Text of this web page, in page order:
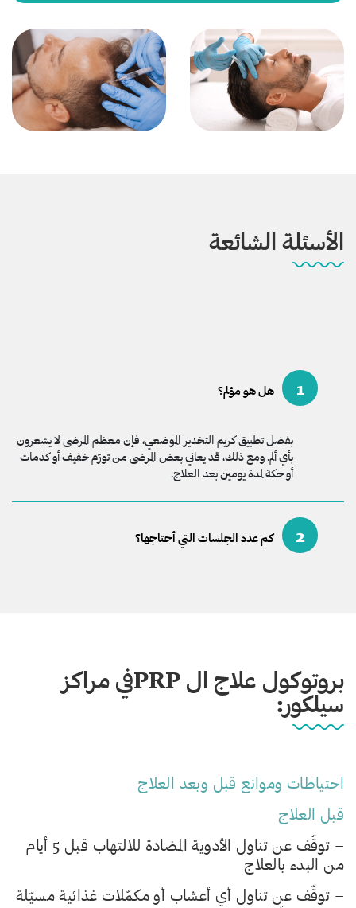
الأسئلة الشائعة
1 هل هو مؤلم؟
بفضل تطبيق كريم التخدير الموضعي، فإن معظم المرضى لا يشعرون
بأي ألم. ومع ذلك، قد يعاني بعض المرضى من تورّم خفيف أو كدمات
أو حكة لمدة يومين بعد العلاج.
2 كم عدد الجلسات التي أحتاجها؟
بروتوكول علاج ال PRPفي مراكز
سيلكور:
احتياطات وموانع قبل وبعد العلاج
قبل العلاج
– توقّف عن تناول الأدوية المضادة للالتهاب قبل 5 أيام
من البدء بالعلاج
– توقّف عن تناول أي أعشاب أو مكمّلات غذائية مسيّلة